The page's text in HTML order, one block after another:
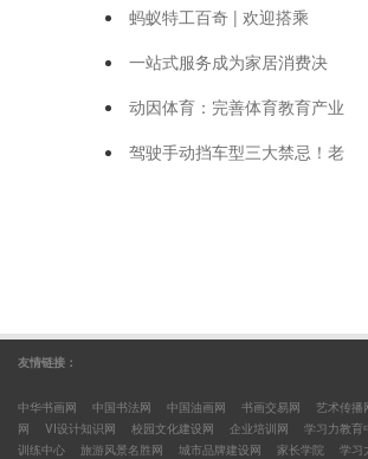
蚂蚁特工百奇 | 欢迎搭乘
一站式服务成为家居消费决
动因体育：完善体育教育产业
驾驶手动挡车型三大禁忌！老
友情链接：
中华书画网 中国书法网 中国油画网 书画交易网 艺术传播
网
VI设计知识网 校园文化建设网 企业培训网 学习力教育
训练中心
旅游风景名胜网 城市品牌建设网 家长学院 学习